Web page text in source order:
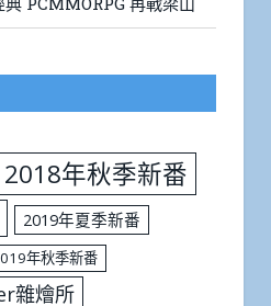
2018年秋季新番
2019年夏季新番
年秋季新番
雜燴所